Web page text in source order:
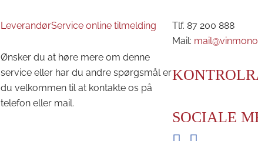
LeverandørService online tilmelding
Ønsker du at høre mere om denne
service eller har du andre spørgsmål er
du velkommen til at kontakte os på
telefon eller mail.
Tlf. 87 200 888
Mail:
SOCIALE